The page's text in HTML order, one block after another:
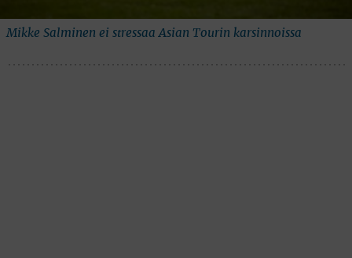
Mikke Salminen ei stressaa Asian Tourin karsinnoissa